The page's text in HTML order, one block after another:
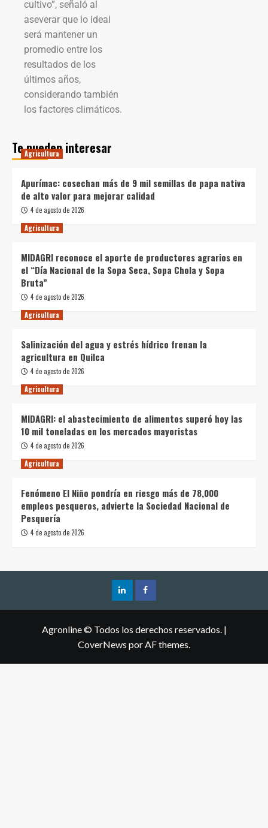
cultivo”, señaló al
aseverar que lo ideal
será mantener un
promedio entre los
resultados de los
últimos años,
considerando también
los factores climáticos.
Te pueden interesar
Agricultura
Apurímac: cosechan más de 9 mil semillas de papa nativa
de alto valor para mejorar calidad
4 de agosto de 2026
Agricultura
MIDAGRI reconoce el aporte de productores agrarios en
el “Día Nacional de la Sopa Seca, Sopa Chola y Sopa
Bruta”
4 de agosto de 2026
Agricultura
Salinización del agua y estrés hídrico frenan la
agricultura en Quilca
4 de agosto de 2026
Agricultura
MIDAGRI: el abastecimiento de alimentos superó hoy las
10 mil toneladas en los mercados mayoristas
4 de agosto de 2026
Agricultura
Fenómeno El Niño pondría en riesgo más de 78,000
empleos pesqueros, advierte la Sociedad Nacional de
Pesquería
4 de agosto de 2026
Agronline © Todos los derechos reservados. |
CoverNews por AF themes.